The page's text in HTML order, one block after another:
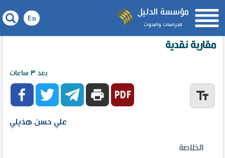
مؤسسة الدليل
للدراسات والبحوث 
نزعة الأنسنة عند محمد أركون ونصر حامد أبو زيد..
مقاربة نقدية
بعد ٣ ساعات
   print text_fields
علي حسن هذيلي
الخلاصة